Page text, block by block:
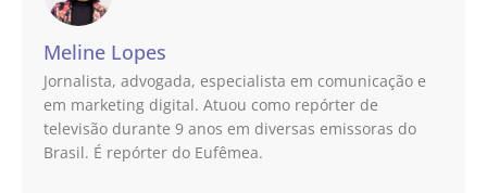
Meline Lopes
Jornalista, advogada, especialista em comunicação e
em marketing digital. Atuou como repórter de
televisão durante 9 anos em diversas emissoras do
Brasil. É repórter do Eufêmea.